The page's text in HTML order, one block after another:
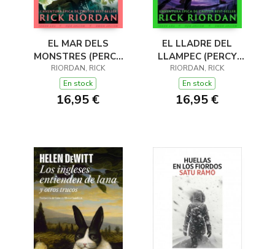
EL MAR DELS
MONSTRES (PERCY
JACKSON I ELS DÉUS
DE L'OLIMP 2)
RIORDAN, RICK
En stock
16,95 €
EL LLADRE DEL
LLAMPEC (PERCY
JACKSON I ELS DÉUS
DE L'OLIMP 1)
RIORDAN, RICK
En stock
16,95 €